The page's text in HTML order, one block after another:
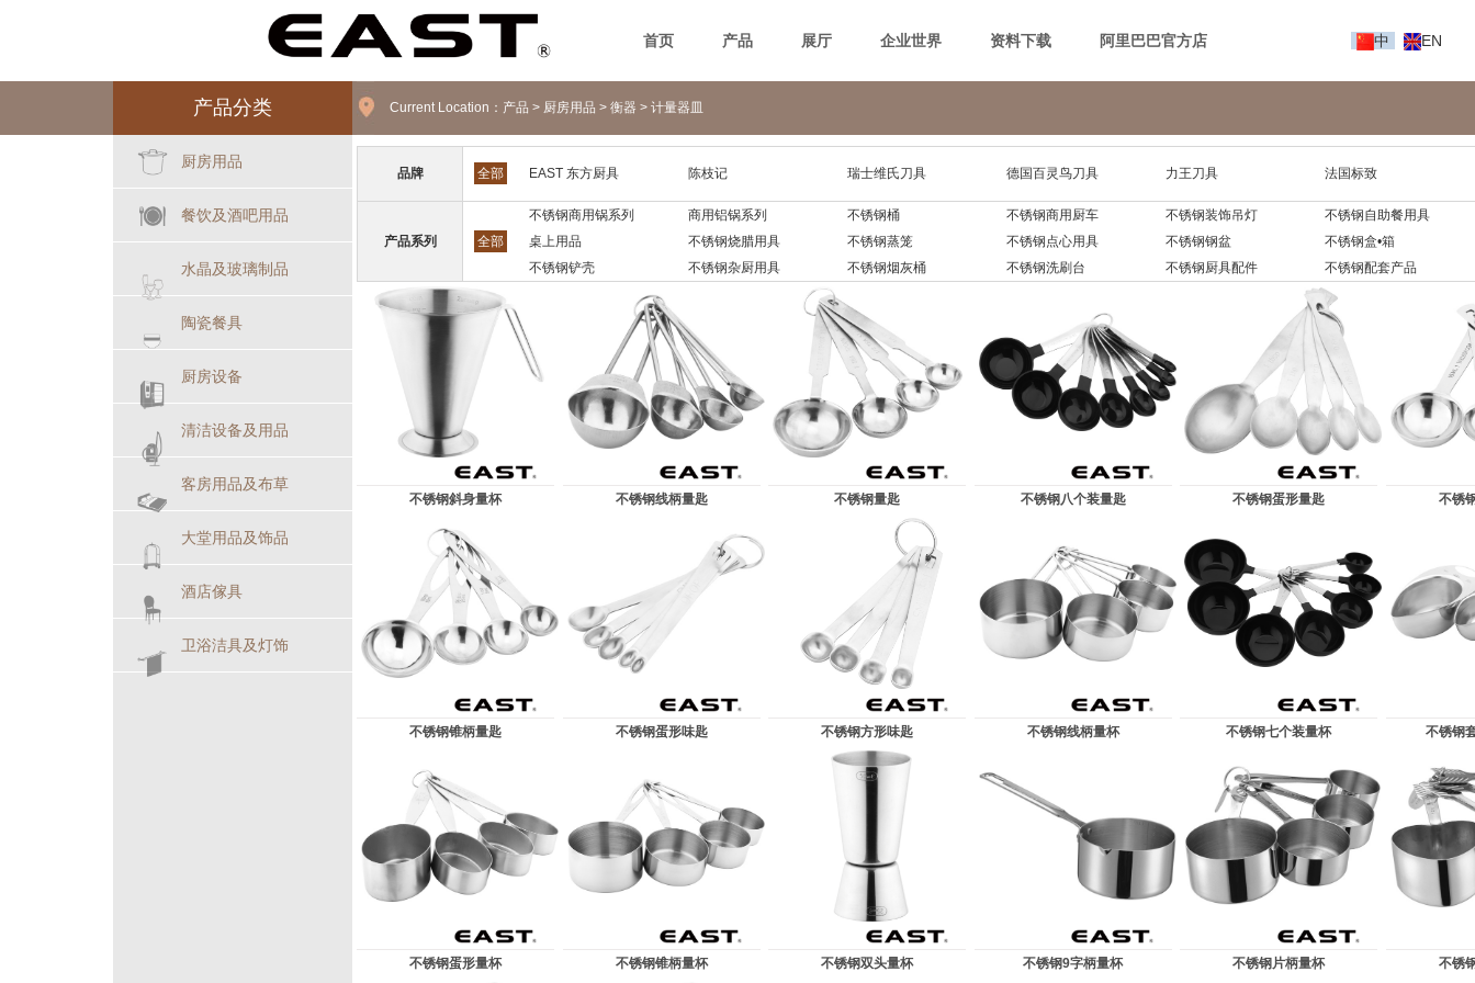
首页 产品 展厅 企业世界 资料下载 阿里巴巴官方店 中 EN
产品分类
厨房用品
餐饮及酒吧用品
水晶及玻璃制品
陶瓷餐具
厨房设备
清洁设备及用品
客房用品及布草
大堂用品及饰品
酒店傢具
卫浴洁具及灯饰
Current Location： 产品 > 厨房用品 > 衡器 > 计量器皿
品牌 全部 EAST 东方厨具 陈枝记 瑞士维氏刀具 德国百灵鸟刀具 力王刀具 法国标致
产品系列 全部
不锈钢商用锅系列 商用铝锅系列 不锈钢桶 不锈钢商用厨车 不锈钢装饰吊灯
不锈钢自助餐用具
桌上用品
不锈钢烧腊用具 不锈钢蒸笼 不锈钢点心用具 不锈钢钢盆
不锈钢盒•箱
不锈钢铲壳
不锈钢杂厨用具 不锈钢烟灰桶 不锈钢洗刷台 不锈钢厨具配件 不锈钢配套产品
不锈钢斜身量杯 不锈钢线柄量匙 不锈钢量匙 不锈钢八个装量匙 不锈钢蛋形量匙 不锈
不锈钢锥柄量匙 不锈钢蛋形味匙 不锈钢方形味匙 不锈钢线柄量杯 不锈钢七个装量杯 不锈钢
不锈钢蛋形量杯 不锈钢锥柄量杯 不锈钢双头量杯 不锈钢9字柄量杯 不锈钢片柄量杯 不锈